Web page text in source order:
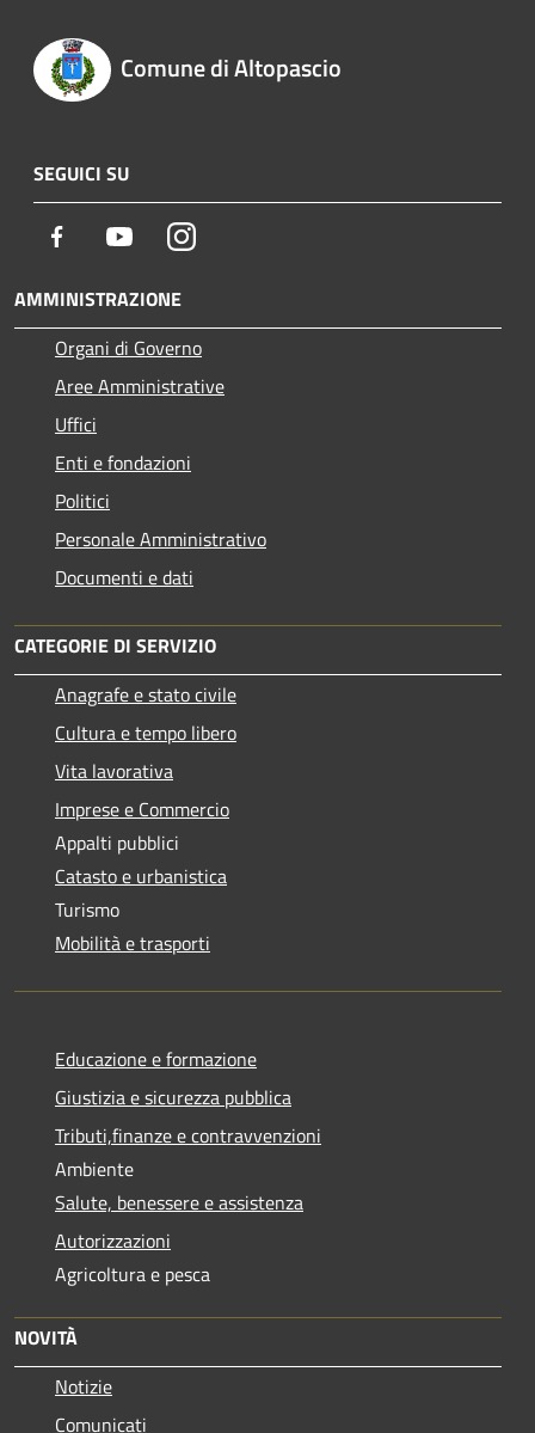
Comune di Altopascio
SEGUICI SU
Facebook YoutubeInstagram
AMMINISTRAZIONE
Organi di Governo
Aree Amministrative
Uffici
Enti e fondazioni
Politici
Personale Amministrativo
Documenti e dati
CATEGORIE DI SERVIZIO
Anagrafe e stato civile
Cultura e tempo libero
Vita lavorativa
Imprese e Commercio
Appalti pubblici
Catasto e urbanistica
Turismo
Mobilità e trasporti
Educazione e formazione
Giustizia e sicurezza pubblica
Tributi,finanze e contravvenzioni
Ambiente
Salute, benessere e assistenza
Autorizzazioni
Agricoltura e pesca
NOVITÀ
Notizie
Comunicati